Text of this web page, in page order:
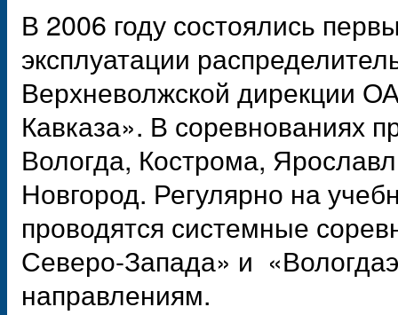
В 2006 году состоялись
эксплуатации
Верхневолжской дирекции
Кавказа». В соревнованиях
Вологда, Кострома,
Новгород. Регулярно на
проводятся системные
Северо-Запада» и
направлениям.